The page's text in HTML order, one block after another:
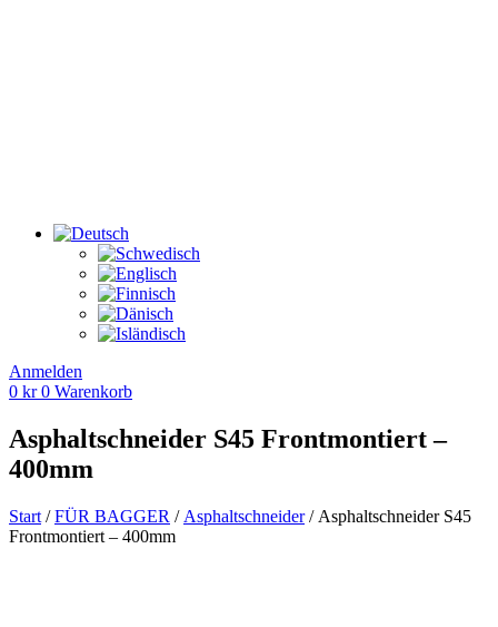
Anmelden
0 kr 0 Warenkorb
Asphaltschneider S45 Frontmontiert –
400mm
Start /FÜR BAGGER / Asphaltschneider/ Asphaltschneider S45
Frontmontiert – 400mm